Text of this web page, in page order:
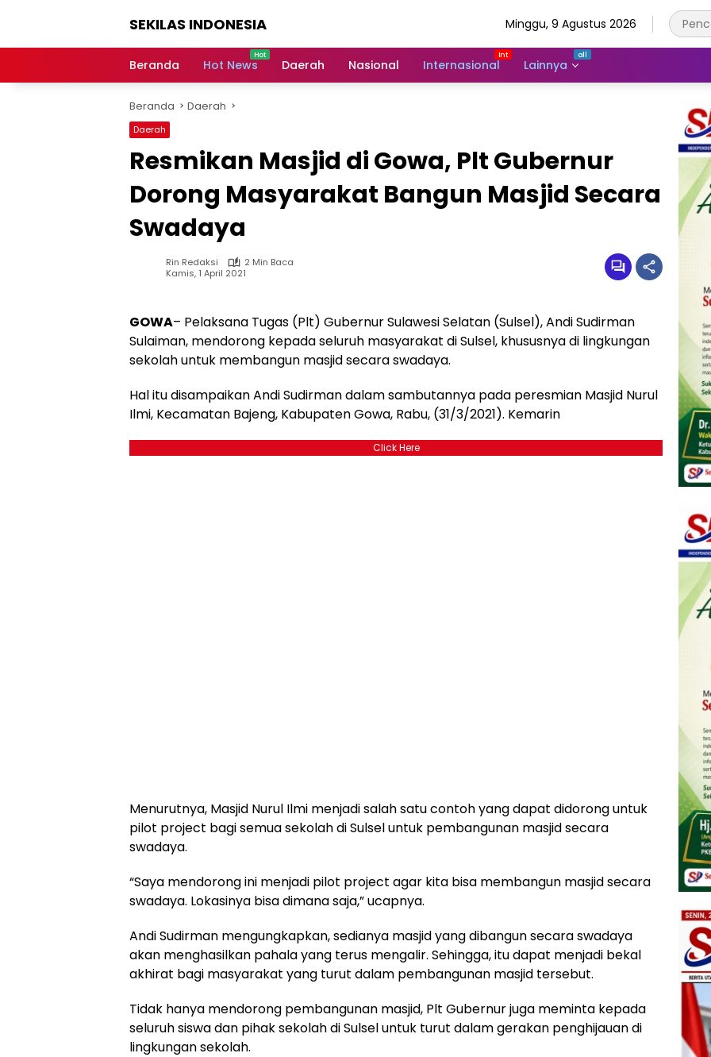
SEKILAS INDONESIA
Terkini,
Latest
World,
Headlines,
News
Minggu, 9 Agustus 2026
Beranda Hot News Daerah Nasional Internasional Lainnya
Beranda Daerah
Daerah
Resmikan Masjid di Gowa, Plt Gubernur
Dorong Masyarakat Bangun Masjid Secara
Swadaya
Rin Redaksi
2 Min Baca
Kamis, 1 April 2021
GOWA– Pelaksana Tugas (Plt) Gubernur Sulawesi Selatan (Sulsel), Andi Sudirman
Sulaiman, mendorong kepada seluruh masyarakat di Sulsel, khususnya di lingkungan
sekolah untuk membangun masjid secara swadaya.
Hal itu disampaikan Andi Sudirman dalam sambutannya pada peresmian Masjid Nurul
Ilmi, Kecamatan Bajeng, Kabupaten Gowa, Rabu, (31/3/2021). Kemarin
Click Here
Menurutnya, Masjid Nurul Ilmi menjadi salah satu contoh yang dapat didorong untuk
pilot project bagi semua sekolah di Sulsel untuk pembangunan masjid secara
swadaya.
“Saya mendorong ini menjadi pilot project agar kita bisa membangun masjid secara
swadaya. Lokasinya bisa dimana saja,” ucapnya.
Andi Sudirman mengungkapkan, sedianya masjid yang dibangun secara swadaya
akan menghasilkan pahala yang terus mengalir. Sehingga, itu dapat menjadi bekal
akhirat bagi masyarakat yang turut dalam pembangunan masjid tersebut.
Tidak hanya mendorong pembangunan masjid, Plt Gubernur juga meminta kepada
seluruh siswa dan pihak sekolah di Sulsel untuk turut dalam gerakan penghijauan di
lingkungan sekolah.